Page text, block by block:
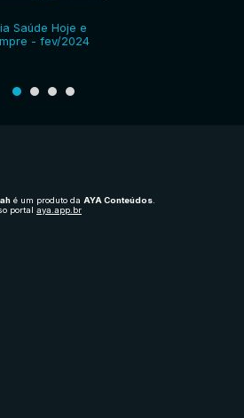
Saúde Hoje e
- fev/2024
é um produto da AYA Conteúdos
portal aya.app.br